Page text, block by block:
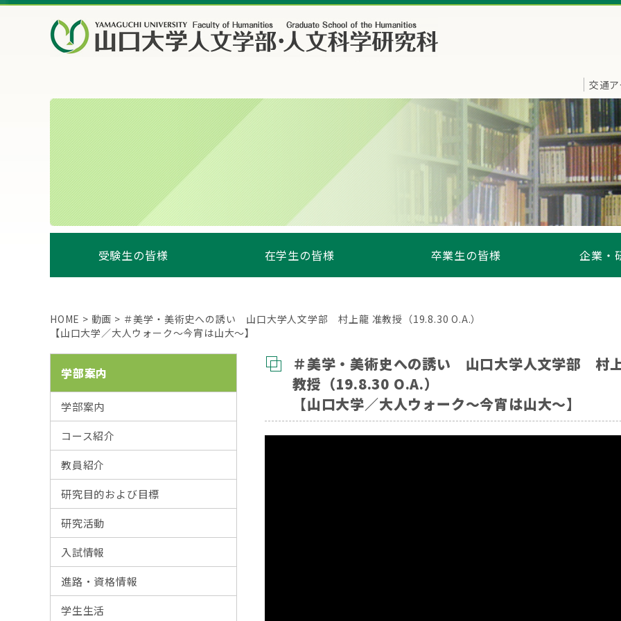
交通
受験生の皆様 在学生の皆様 卒業生の皆様 企業・
HOME > 動画 > ＃美学・美術史への誘い 山口大学人文学部 村上龍 准教授（19.8.30 O.A.）
【山口大学／大人ウォーク～今宵は山大～】
＃美学・美術史への誘い 山口大学人文学部 村
教授（19.8.30 O.A.）
【山口大学／大人ウォーク～今宵は山大～】
学部案内
学部案内
コース紹介
教員紹介
研究目的および目標
研究活動
入試情報
進路・資格情報
学生生活